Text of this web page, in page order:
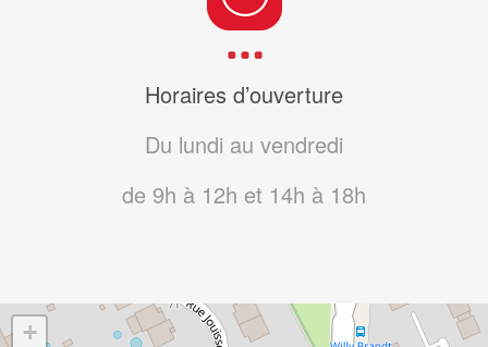
Horaires d’ouverture
Du lundi au vendredi
de 9h à 12h et 14h à 18h
+